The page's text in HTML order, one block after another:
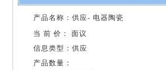
产品名称：供应- 电器陶瓷
当 前 价： 面议
信息类型：供应
产品数量：